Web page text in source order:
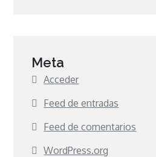
Meta
Acceder
Feed de entradas
Feed de comentarios
WordPress.org